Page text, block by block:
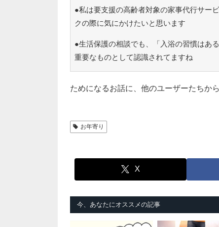
●私は要支援の高齢者対象の家事代行サー
クの際に気にかけたいと思います
●生活保護の相談でも、「入浴の習慣はあ
重要なものとして認識されてますね
ためになるお話に、他のユーザーたちか
お年寄り
X
今、あなたにオススメの記事